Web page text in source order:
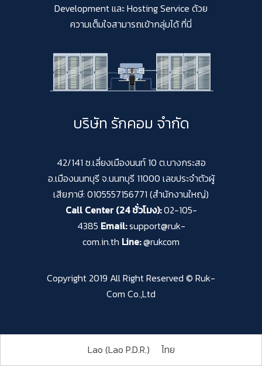
Development และ Hosting Service ด้วย
ความเต็มใจสามารถเข้ากลุ่มได้ ที่นี่
บริษัท รักคอม จำกัด
42/141 ซ.เลี่ยงเมืองนนท์ 10 ต.บางกระสอ
อ.เมืองนนทบุรี จ.นนทบุรี 11000 เลขประจำตัวผู้
เสียภาษี: 0105557156771 (สำนักงานใหญ่)
Call Center (24 ชั่วโมง):02-105-
4385 Email:support@ruk-
com.in.th Line:@rukcom
Copyright 2019 All Right Reserved © Ruk-
Com Co.,Ltd
Lao (Lao P.D.R.) ไทย